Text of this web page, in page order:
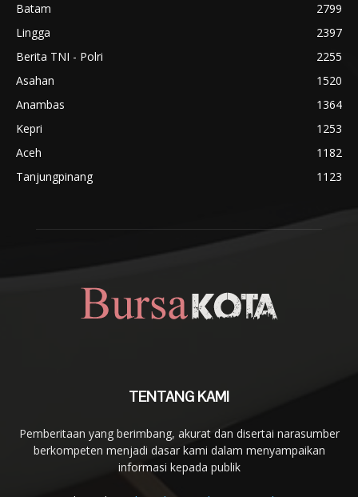
Batam
2799
Lingga
2397
Berita TNI - Polri
2255
Asahan
1520
Anambas
1364
Kepri
1253
Aceh
1182
Tanjungpinang
1123
TENTANG KAMI
Pemberitaan yang berimbang, akurat dan disertai narasumber
berkompeten menjadi dasar kami dalam menyampaikan
informasi kepada publik